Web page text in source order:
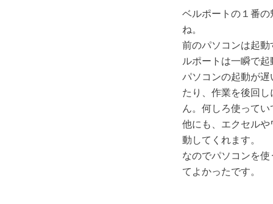
ベルポートの１番
ね。
前のパソコンは起
ルポートは一瞬で
パソコンの起動が
たり、作業を後回
ん。何しろ使って
他にも、エクセル
動してくれます。
なのでパソコンを
てよかったです。